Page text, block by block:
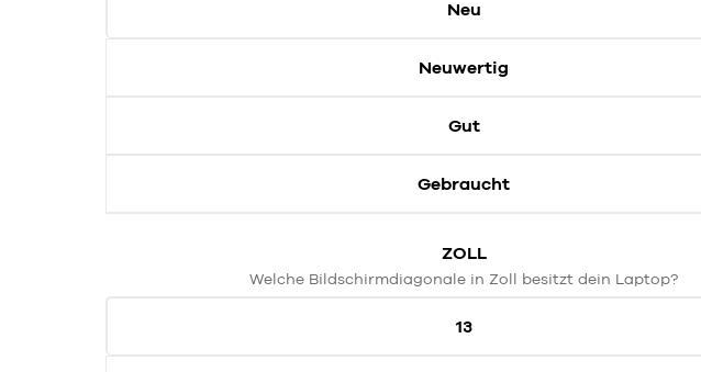
Neu
Neuwertig
Gut
Gebraucht
ZOLL
Welche Bildschirmdiagonale in Zoll besitzt dein Laptop?
13